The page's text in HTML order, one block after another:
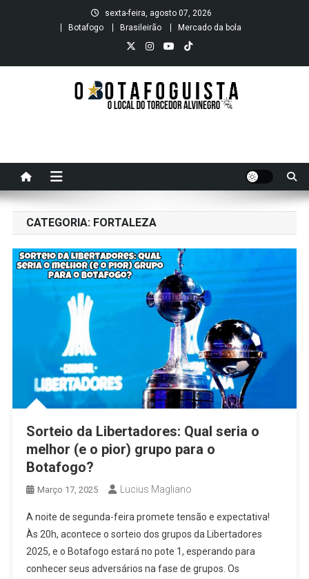
sexta-feira, agosto 07, 2026
Botafogo
Brasileirão Mercado da bola
CATEGORIA: FORTALEZA
Sorteio da Libertadores: Qual seria o
melhor (e o pior) grupo para o
Botafogo?
Março 17, 2025 Lucius Magliano
A noite de segunda-feira promete tensão e expectativa!
Às 20h, acontece o sorteio dos grupos da Libertadores
2025, e o Botafogo estará no pote 1, esperando para
conhecer seus adversários na fase de grupos. Os